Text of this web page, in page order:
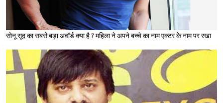
सोनू सूद का सबसे बड़ा अवॉर्ड क्या है ? महिला ने अपने बच्चे का नाम एक्टर के नाम पर रखा